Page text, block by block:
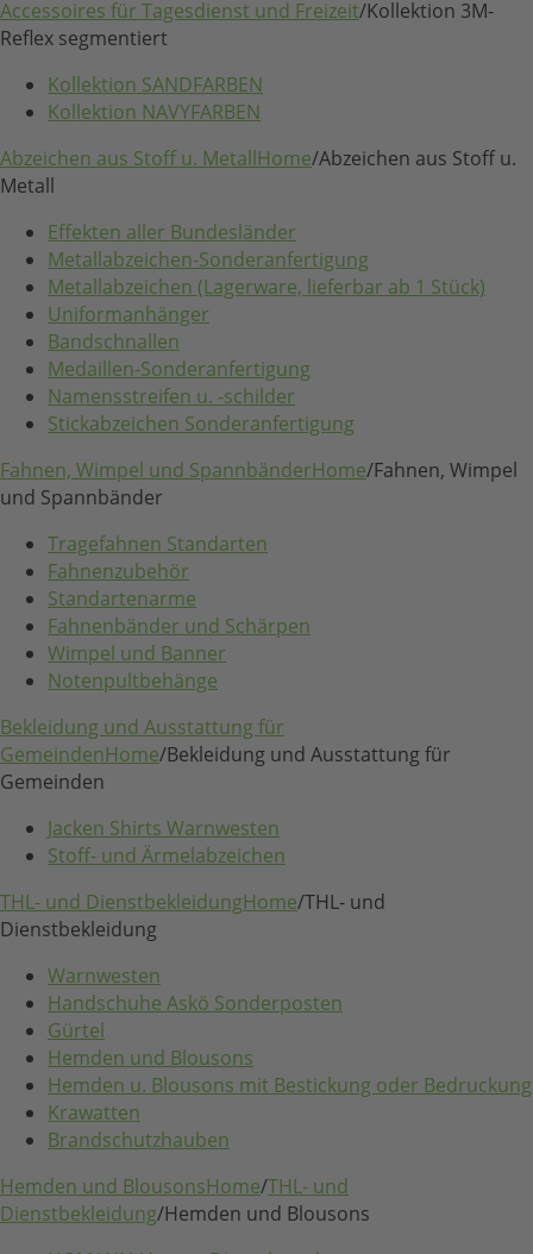
Accessoires für Tagesdienst und Freizeit/Kollektion 3M-
Reflex segmentiert
Kollektion SANDFARBEN
Kollektion NAVYFARBEN
Abzeichen aus Stoff u. MetallHome/Abzeichen aus Stoff u.
Metall
Effekten aller Bundesländer
Metallabzeichen-Sonderanfertigung
Metallabzeichen (Lagerware, lieferbar ab 1 Stück)
Uniformanhänger
Bandschnallen
Medaillen-Sonderanfertigung
Namensstreifen u. -schilder
Stickabzeichen Sonderanfertigung
Fahnen, Wimpel und SpannbänderHome/Fahnen, Wimpel
und Spannbänder
Tragefahnen Standarten
Fahnenzubehör
Standartenarme
Fahnenbänder und Schärpen
Wimpel und Banner
Notenpultbehänge
Bekleidung und Ausstattung für
GemeindenHome/Bekleidung und Ausstattung für
Gemeinden
Jacken Shirts Warnwesten
Stoff- und Ärmelabzeichen
THL- und DienstbekleidungHome/THL- und
Dienstbekleidung
Warnwesten
Handschuhe Askö Sonderposten
Gürtel
Hemden und Blousons
Hemden u. Blousons mit Bestickung oder Bedruckung
Krawatten
Brandschutzhauben
Hemden und BlousonsHome/THL- und
Dienstbekleidung/Hemden und Blousons